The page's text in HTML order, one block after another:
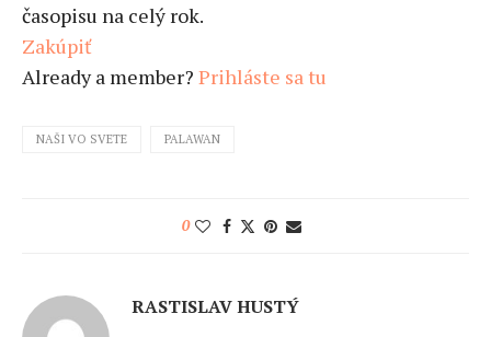
časopisu na celý rok.
Zakúpiť
Already a member? Prihláste sa tu
NAŠI VO SVETE PALAWAN
0
RASTISLAV HUSTÝ